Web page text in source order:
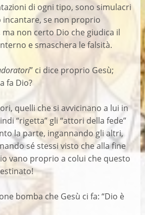
di ogni tipo, sono simulacri
incantare, se non proprio
non certo Dio che giudica il
e smaschera le falsità.
” ci dice proprio Gesù;
fa Dio?
quelli che si avvicinano a lui in
“rigetta” gli “attori della fede”
la parte, ingannando gli altri,
sé stessi visto che alla fine
vano proprio a colui che questo
bomba che Gesù ci fa: “Dio è